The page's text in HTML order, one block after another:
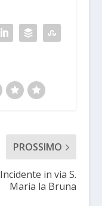
PROSSIMO
Incidente in via S.
Maria la Bruna